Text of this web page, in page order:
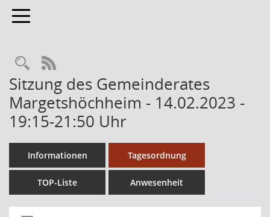
Toggle navigation
RSS-Feed
Sitzung des Gemeinderates
Margetshöchheim - 14.02.2023 -
19:15-21:50 Uhr
Informationen Tagesordnung
TOP-Liste Anwesenheit